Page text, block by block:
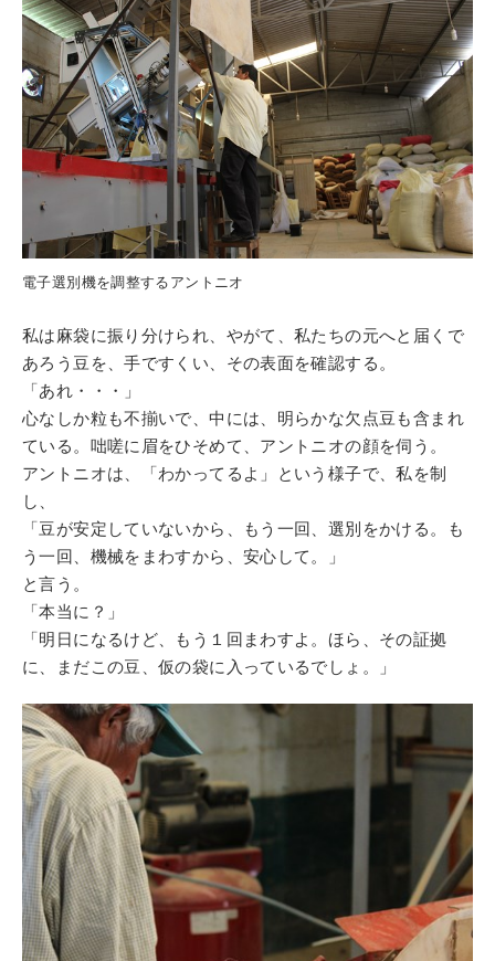
電子選別機を調整するアントニオ
私は麻袋に振り分けられ、やがて、私たちの元へと届くで
あろう豆を、手ですくい、その表面を確認する。
「あれ・・・」
心なしか粒も不揃いで、中には、明らかな欠点豆も含まれ
ている。咄嗟に眉をひそめて、アントニオの顔を伺う。
アントニオは、「わかってるよ」という様子で、私を制
し、
「豆が安定していないから、もう一回、選別をかける。も
う一回、機械をまわすから、安心して。」
と言う。
「本当に？」
「明日になるけど、もう１回まわすよ。ほら、その証拠
に、まだこの豆、仮の袋に入っているでしょ。」